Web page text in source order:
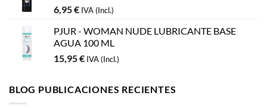
6,95€ IVA (Incl.)
PJUR - WOMAN NUDE LUBRICANTE BASE
AGUA 100 ML
15,95€ IVA (Incl.)
BLOG PUBLICACIONES RECIENTES